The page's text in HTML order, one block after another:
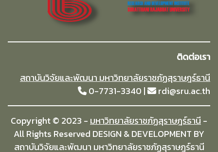
ติดต่อเรา
สถาบันวิจัยและพัฒนา มหาวิทยาลัยราชภัฏสุราษฎร์ธานี
0-7731-3340 |
rdi@sru.ac.th
Copyright © 2023 -มหาวิทยาลัยราชภัฏสุราษฎร์ธานี-
All Rights Reserved DESIGN & DEVELOPMENT BY
สถาบันวิจัยและพัฒนา มหาวิทยาลัยราชภัฏสุราษฎร์ธานี